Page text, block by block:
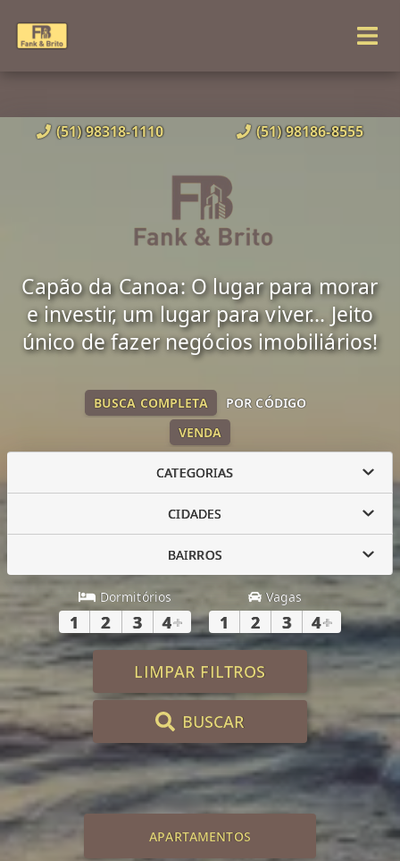
(51) 98318-1110 (51) 98186-8555
Capão da Canoa: O lugar para morar
e investir, um lugar para viver... Jeito
único de fazer negócios imobiliários!
VENDA
BUSCA COMPLETA POR CÓDIGO
CATEGORIAS
CIDADES
BAIRROS
Dormitórios
1 2 3 4+
Vagas
1 2 3 4+
LIMPAR FILTROS
BUSCAR
APARTAMENTOS